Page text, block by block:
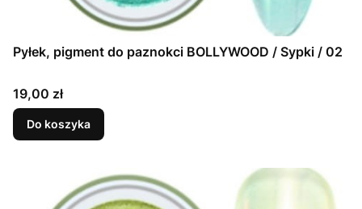
Pyłek, pigment do paznokci BOLLYWOOD / Sypki / 02
Cena
19,00 zł
Do koszyka